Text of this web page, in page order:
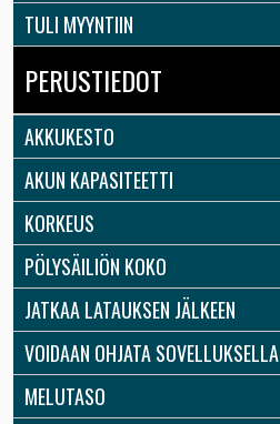
TULI MYYNTIIN
PERUSTIEDOT
AKKUKESTO
AKUN KAPASITEETTI
KORKEUS
PÖLYSÄILIÖN KOKO
JATKAA LATAUKSEN JÄLKEEN
VOIDAAN OHJATA SOVELLUKSELLA
MELUTASO